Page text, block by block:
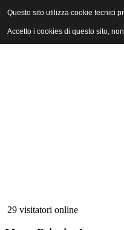
ANICA | Associazione
29 visitatori online
Questo sito utilizza cookie tecnici
Accetto i cookies di questo sito,
Questo sito utilizza cookie tecnici
Accetto i cookies di questo sito,